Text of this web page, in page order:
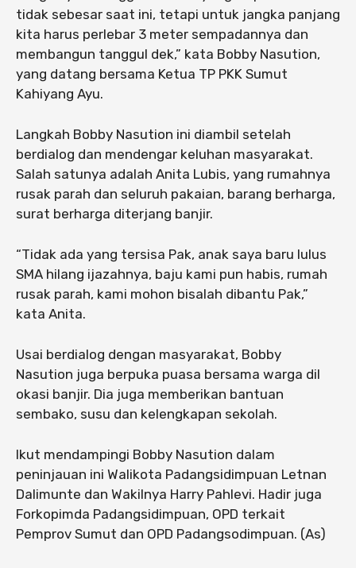
tidak sebesar saat ini, tetapi untuk jangka panjang
kita harus perlebar 3 meter sempadannya dan
membangun tanggul dek,” kata Bobby Nasution,
yang datang bersama Ketua TP PKK Sumut
Kahiyang Ayu.
Langkah Bobby Nasution ini diambil setelah
berdialog dan mendengar keluhan masyarakat.
Salah satunya adalah Anita Lubis, yang rumahnya
rusak parah dan seluruh pakaian, barang berharga,
surat berharga diterjang banjir.
“Tidak ada yang tersisa Pak, anak saya baru lulus
SMA hilang ijazahnya, baju kami pun habis, rumah
rusak parah, kami mohon bisalah dibantu Pak,”
kata Anita.
Usai berdialog dengan masyarakat, Bobby
Nasution juga berpuka puasa bersama warga dil
okasi banjir. Dia juga memberikan bantuan
sembako, susu dan kelengkapan sekolah.
Ikut mendampingi Bobby Nasution dalam
peninjauan ini Walikota Padangsidimpuan Letnan
Dalimunte dan Wakilnya Harry Pahlevi. Hadir juga
Forkopimda Padangsidimpuan, OPD terkait
Pemprov Sumut dan OPD Padangsodimpuan. (As)